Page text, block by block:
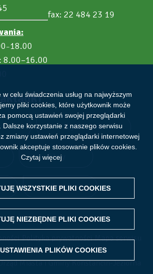
w celu świadczenia usług na najwyższym
pliki cookies, które użytkownik może
pomocą ustawień swojej przeglądarki
Dalsze korzystanie z naszego serwisu
zmiany ustawień przeglądarki internetowej
akceptuje stosowanie plików cookies.
Czytaj więcej
WSZYSTKIE PLIKI COOKIES
NIEZBĘDNE PLIKI COOKIES
WITHDRAW CONSENT
PLIKÓW COOKIES
–18.00
8.00–16.00
fax: 22 484 23 19
Wydarzenia
Filmy
Sport
Miasta i Gminy Konstancin-Jeziorna
Polityka prywatności Mapa serwisu